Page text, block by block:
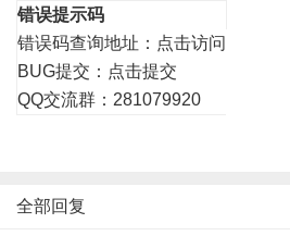
错误提示码
错误码查询地址： 点击访问
BUG提交： 点击提交
QQ交流群：281079920
全部回复